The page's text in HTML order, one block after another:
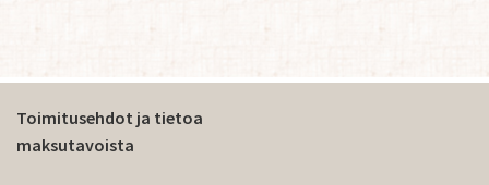
Toimitusehdot ja tietoa
maksutavoista